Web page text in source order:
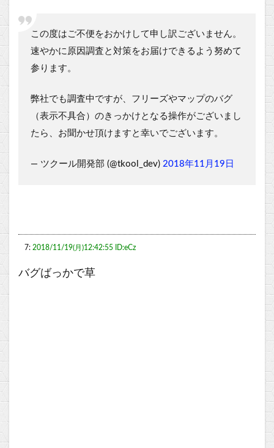
この度はご不便をおかけして申し訳ございません。
速やかに原因調査と対策をお届けできるよう努めて
参ります。
弊社でも調査中ですが、フリーズやマップのバグ
（表示不具合）のきっかけとなる操作がございまし
たら、お聞かせ頂けますと幸いでございます。
— ツクール開発部 (@tkool_dev) 2018年11月19日
7: 2018/11/19(月)12:42:55 ID:eCz
バグばっかで草